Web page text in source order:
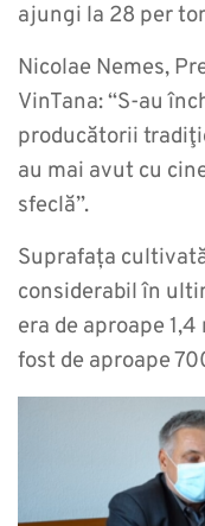
ajungi la 28 per
Nicolae Nemes,
VinTana: “S-au
producătorii
au mai avut cu
sfeclă”.
Suprafața
considerabil în
era de aproape
fost de aproape